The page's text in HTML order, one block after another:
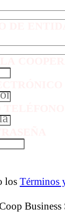
los Términos